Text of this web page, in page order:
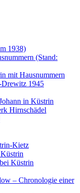
1938)
(Stand:
mit Hausnummern
1945
in Küstrin
Hirnschädel
Kietz
Küstrin
– Chronologie einer